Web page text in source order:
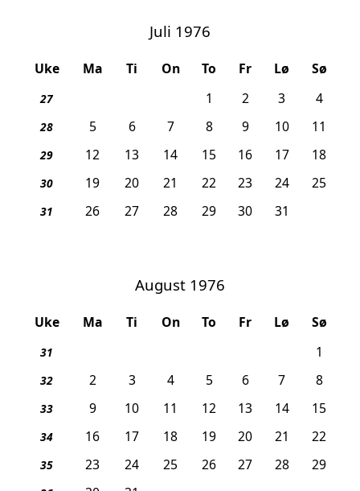
Juli 1976
Uke Ma Ti On To Fr Lø Sø
27 1 2 3 4
28 5 6 7 8 9 10 11
29 12 13 14 15 16 17 18
30 19 20 21 22 23 24 25
31 26 27 28 29 30 31
August 1976
Uke Ma Ti On To Fr Lø Sø
31 1
32 2 3 4 5 6 7 8
33 9 10 11 12 13 14 15
34 16 17 18 19 20 21 22
35 23 24 25 26 27 28 29